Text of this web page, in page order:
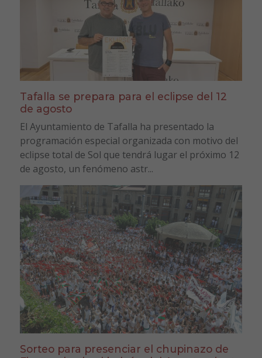
Tafalla se prepara para el eclipse del 12
de agosto
El Ayuntamiento de Tafalla ha presentado la
programación especial organizada con motivo del
eclipse total de Sol que tendrá lugar el próximo 12
de agosto, un fenómeno astr...
Sorteo para presenciar el chupinazo de